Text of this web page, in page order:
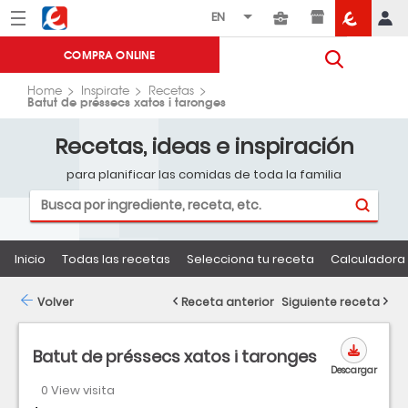
Menú Eroski
COMPRA ONLINE
Home Inspirate Recetas
Batut de préssecs xatos i taronges
Recetas, ideas e inspiración
para planificar las comidas de toda la familia
Inicio Todas las recetas Selecciona tu receta
Batut de préssecs xatos i taronges
0 View visita
Descargar
Volver Receta anterior Siguiente receta